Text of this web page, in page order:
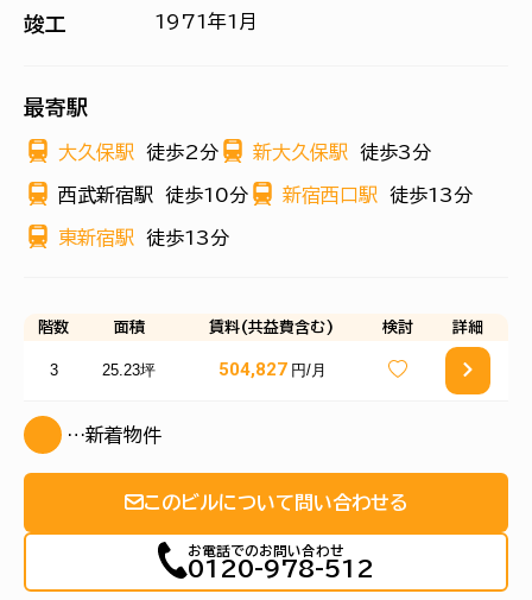
竣工 1971年1月
最寄駅
大久保駅 徒歩2分 新大久保駅 徒歩3分
西武新宿駅 徒歩10分 新宿西口駅 徒歩13分
東新宿駅 徒歩13分
階数 面積 賃料(共益費含む) 検討 詳細
3 25.23坪 504,827 円/月
…新着物件
このビルについて問い合わせる
お電話でのお問い合わせ
0120-978-512